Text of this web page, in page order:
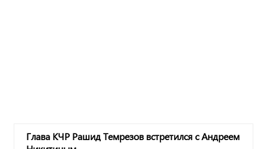
Глава КЧР Рашид Темрезов встретился с Андреем